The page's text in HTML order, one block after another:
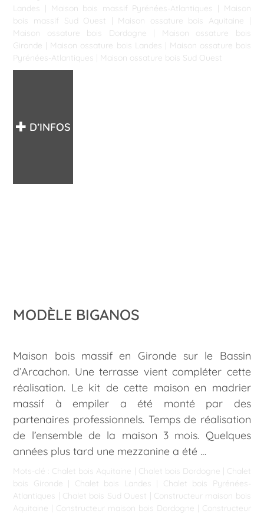
Landes | Maison bois massif Pyrénées-Atlantiques |
Maison
bois massif Sud Ouest
| Maison ossature bois Aquitaine |
Maison ossature bois Dordogne |
Maison ossature bois
Gironde | Maison ossature bois Landes | Maison ossature bois
Pyrénées-Atlantiques | Maison ossature bois Sud Ouest
D’INFOS
MODÈLE BIGANOS
Maison bois massif en Gironde sur le Bassin
d’Arcachon. Une terrasse vient compléter cette
réalisation. Le kit de cette maison en madrier
massif à empiler a été monté par des
partenaires professionnels. Temps de réalisation
de l’ensemble de la maison 3 mois. Quelques
années plus tard une mezzanine a été …
Mots-clé : Chalet bois Aquitaine | Chalet bois Dordogne | Chalet
bois Gironde | Chalet bois Landes | Chalet bois Pyrénées-
Atlantiques | Chalet bois Sud Ouest | Constructeur maison bois
Aquitaine | Constructeur maison bois Dordogne | Constructeur